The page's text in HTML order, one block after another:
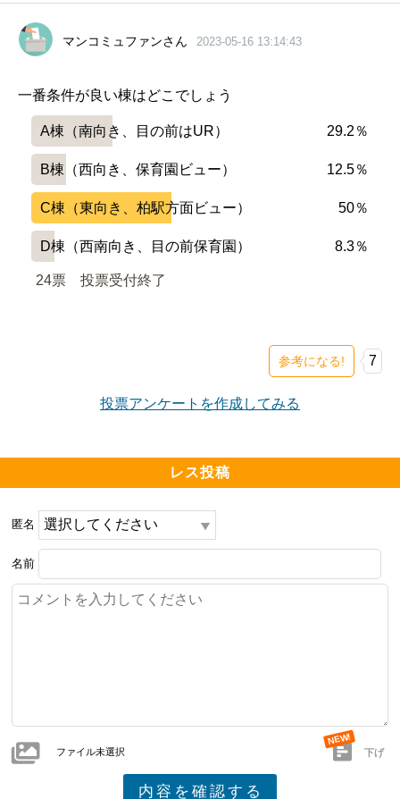
マンコミュファンさん 2023-05-16 13:14:43
一番条件が良い棟はどこでしょう
A棟（南向き、目の前はUR） 29.2％
B棟（西向き、保育園ビュー） 12.5％
C棟（東向き、柏駅方面ビュー） 50％
D棟（西南向き、目の前保育園） 8.3％
24票 投票受付終了
参考になる! 7
投票アンケートを作成してみる
レス投稿
匿名
名前
ファイル未選択 下げ